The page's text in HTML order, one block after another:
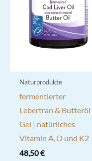
können
der
werden
Naturprodukte
fermentierter
Lebertran & Butteröl
Gel | natürliches
Vitamin A, D und K2
48,50€